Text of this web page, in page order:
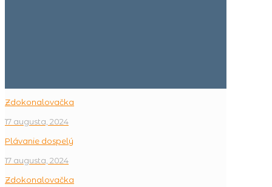
Zdokonalovačka
17 augusta, 2024
Plávanie dospelý
17 augusta, 2024
Zdokonalovačka